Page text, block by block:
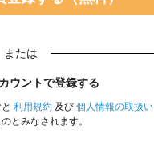
または
ウントで登録する
利用規約 及び 個人情報の取扱い
とみなされます。